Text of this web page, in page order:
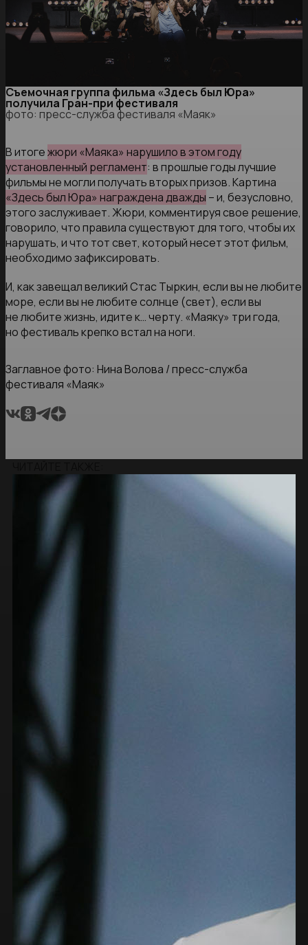
Съемочная группа фильма «Здесь был Юра»
получила Гран-при фестиваля
фото: пресс-служба фестиваля «Маяк»
В итогежюри «Маяка» нарушило в этом году
установленный регламент: в прошлые годы лучшие
фильмы не могли получать вторых призов. Картина
«Здесь был Юра» награждена дважды – и, безусловно,
этого заслуживает. Жюри, комментируя свое решение,
говорило, что правила существуют для того, чтобы их
нарушать, и что тот свет, который несет этот фильм,
необходимо зафиксировать.
И, как завещал великий Стас Тыркин, если вы не любите
море, если вы не любите солнце (свет), если вы
не любите жизнь, идите к… черту. «Маяку» три года,
но фестиваль крепко встал на ноги.
Заглавное фото: Нина Волова / пресс-служба
фестиваля «Маяк»